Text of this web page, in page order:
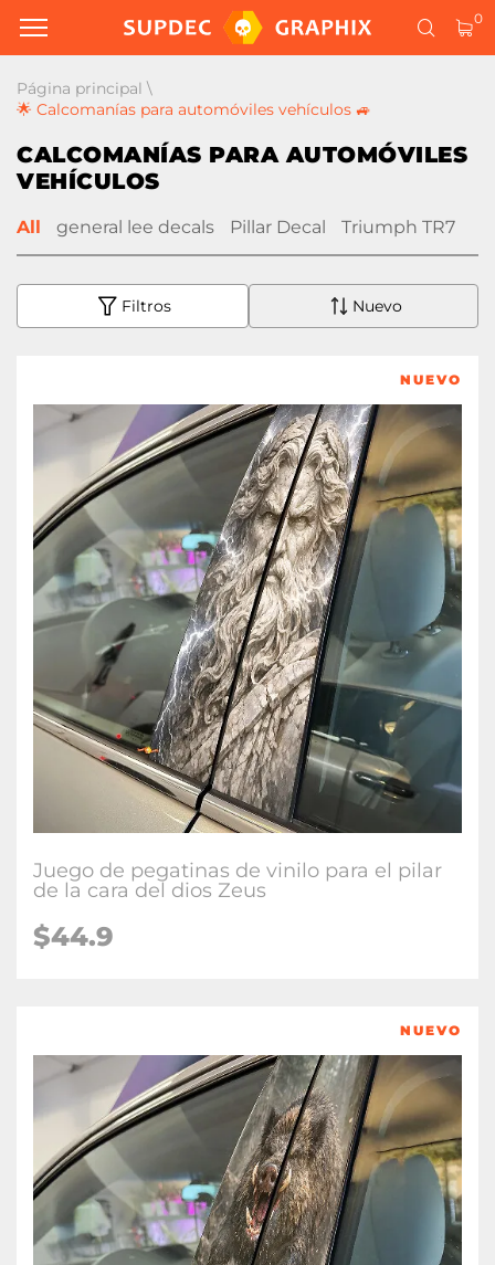
0
Página principal \
🌟 Calcomanías para automóviles vehículos 🚙
CALCOMANÍAS PARA AUTOMÓVILES
VEHÍCULOS
All general lee decals Pillar Decal Triumph TR7
Filtros Nuevo
NUEVO
Juego de pegatinas de vinilo para el pilar
de la cara del dios Zeus
$44.9
NUEVO